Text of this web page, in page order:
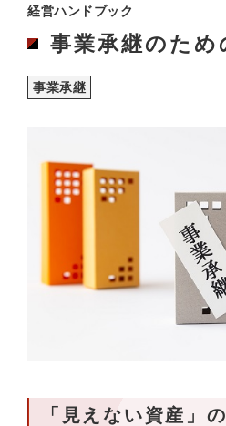
経営ハンドブック
事業承継のため
事業承継
「見えない資産」